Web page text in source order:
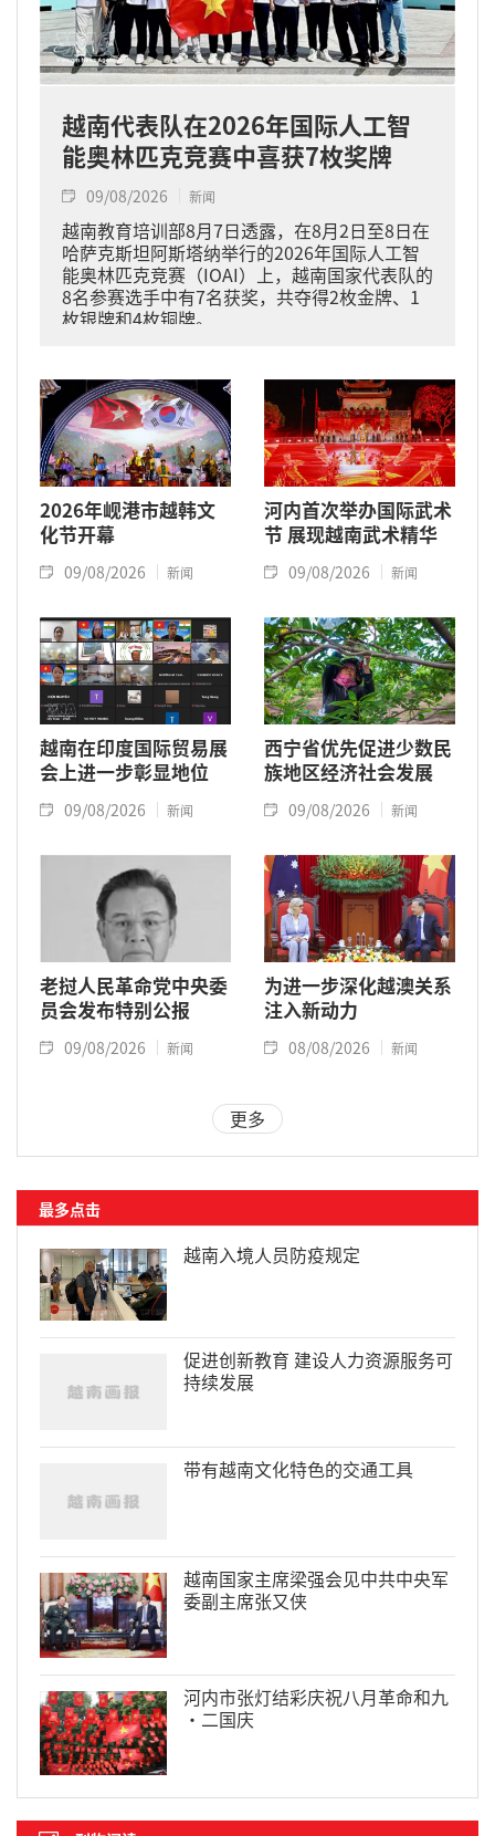
越南代表队在2026年国际人工智
能奥林匹克竞赛中喜获7枚奖牌
09/08/2026 新闻
越南教育培训部8月7日透露，在8月2日至8日在
哈萨克斯坦阿斯塔纳举行的2026年国际人工智
能奥林匹克竞赛（IOAI）上，越南国家代表队的
8名参赛选手中有7名获奖，共夺得2枚金牌、1
枚银牌和4枚铜牌。
2026年岘港市越韩文
化节开幕
09/08/2026 新闻
河内首次举办国际武术
节 展现越南武术精华
09/08/2026 新闻
越南在印度国际贸易展
会上进一步彰显地位
09/08/2026 新闻
西宁省优先促进少数民
族地区经济社会发展
09/08/2026 新闻
老挝人民革命党中央委
员会发布特别公报
09/08/2026 新闻
为进一步深化越澳关系
注入新动力
08/08/2026 新闻
更多
最多点击
越南入境人员防疫规定
促进创新教育 建设人力资源服务可
持续发展
带有越南文化特色的交通工具
越南国家主席梁强会见中共中央军
委副主席张又侠
河内市张灯结彩庆祝八月革命和九
·二国庆